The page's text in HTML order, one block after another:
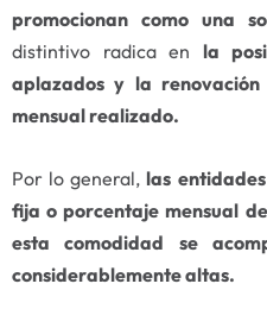
promocionan como una
distintivo radica en la
aplazados y la
mensual realizado.
Por lo general,las
fija o porcentaje mensual
esta comodidad se
considerablemente altas.